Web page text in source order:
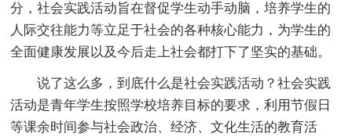
分，社会实践活动旨在督促学生动手动脑，培养学生的
人际交往能力等立足于社会的各种核心能力，为学生的
全面健康发展以及今后走上社会都打下了坚实的基础。
说了这么多，到底什么是社会实践活动？社会实践
活动是青年学生按照学校培养目标的要求，利用节假日
等课余时间参与社会政治、经济、文化生活的教育活